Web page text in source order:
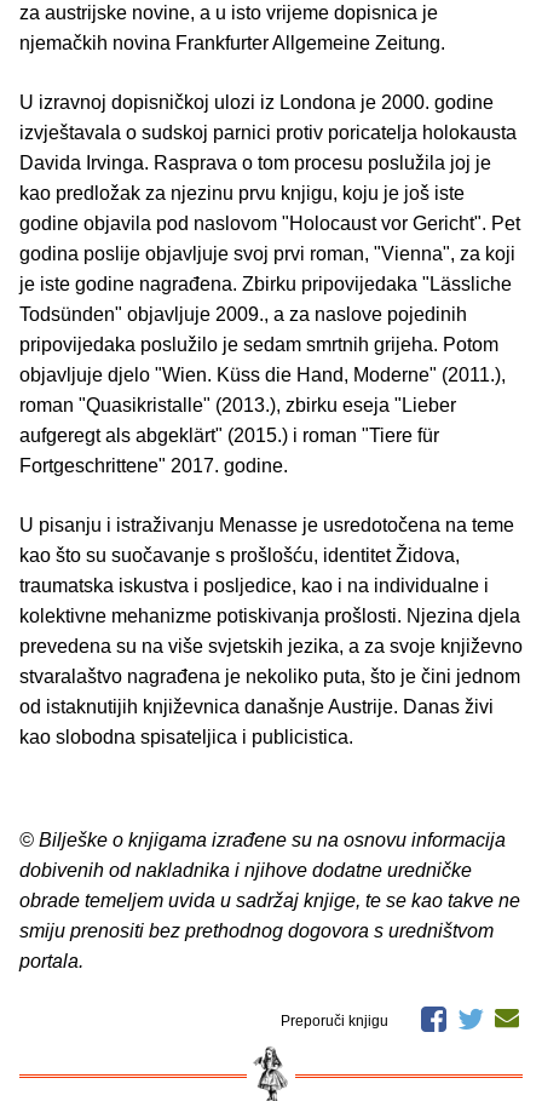
za austrijske novine, a u isto vrijeme dopisnica je
njemačkih novina Frankfurter Allgemeine Zeitung.
U izravnoj dopisničkoj ulozi iz Londona je 2000. godine
izvještavala o sudskoj parnici protiv poricatelja holokausta
Davida Irvinga. Rasprava o tom procesu poslužila joj je
kao predložak za njezinu prvu knjigu, koju je još iste
godine objavila pod naslovom "Holocaust vor Gericht". Pet
godina poslije objavljuje svoj prvi roman, "Vienna", za koji
je iste godine nagrađena. Zbirku pripovijedaka "Lässliche
Todsünden" objavljuje 2009., a za naslove pojedinih
pripovijedaka poslužilo je sedam smrtnih grijeha. Potom
objavljuje djelo "Wien. Küss die Hand, Moderne" (2011.),
roman "Quasikristalle" (2013.), zbirku eseja "Lieber
aufgeregt als abgeklärt" (2015.) i roman "Tiere für
Fortgeschrittene" 2017. godine.
U pisanju i istraživanju Menasse je usredotočena na teme
kao što su suočavanje s prošlošću, identitet Židova,
traumatska iskustva i posljedice, kao i na individualne i
kolektivne mehanizme potiskivanja prošlosti. Njezina djela
prevedena su na više svjetskih jezika, a za svoje književno
stvaralaštvo nagrađena je nekoliko puta, što je čini jednom
od istaknutijih književnica današnje Austrije. Danas živi
kao slobodna spisateljica i publicistica.
© Bilješke o knjigama izrađene su na osnovu informacija
dobivenih od nakladnika i njihove dodatne uredničke
obrade temeljem uvida u sadržaj knjige, te se kao takve ne
smiju prenositi bez prethodnog dogovora s uredništvom
portala.
Preporuči knjigu